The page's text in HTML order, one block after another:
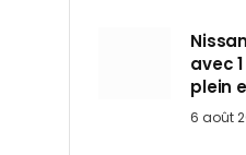
avec
plein
6 août